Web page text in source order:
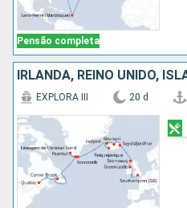
Pensão completa
EXPLORA III 20 d